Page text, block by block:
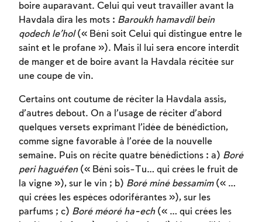
boire auparavant. Celui qui veut travailler avant la
Havdala dira les mots : Baroukh hamavdil bein
qodech le’hol(« Béni soit Celui qui distingue entre le
saint et le profane »). Mais il lui sera encore interdit
de manger et de boire avant la Havdala récitée sur
une coupe de vin.
Certains ont coutume de réciter la Havdala assis,
d’autres debout. On a l’usage de réciter d’abord
quelques versets exprimant l’idée de bénédiction,
comme signe favorable à l’orée de la nouvelle
semaine. Puis on récite quatre bénédictions : a) Boré
peri haguéfen (« Béni sois-Tu… qui crées le fruit de
la vigne »), sur le vin ; b) Boré miné bessamim(« …
qui crées les espèces odoriférantes »), sur les
parfums ; c) Boré méoré ha-ech(« … qui crées les